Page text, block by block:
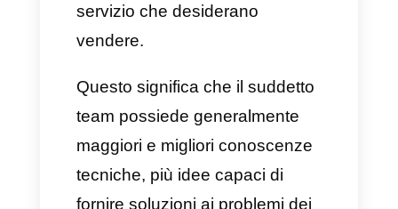
prevendita e vendita
questi team all’interno del
processo.
Che cosa sono le prevendite?